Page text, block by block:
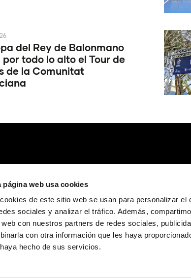
página web usa cookies
de este sitio web se usan para personalizar
sociales y analizar el tráfico. Además,
con nuestros partners de redes sociales,
con otra información que les haya
hecho de sus servicios.
del Rey de Balonmano
todo lo alto el Tour de
de la Comunitat
(España)